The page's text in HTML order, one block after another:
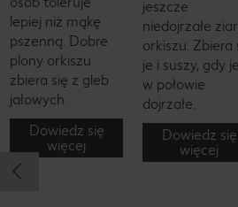
lepiej niż mąkę
pszenną. Dobre
plony orkiszu
zbiera się z gleb
jałowych.
Dowiedz się
więcej
jeszcze
niedojrzałe
orkiszu. Zbiera
je i suszy, gdy
w połowie
dojrzałe.
Dowiedz się
więcej